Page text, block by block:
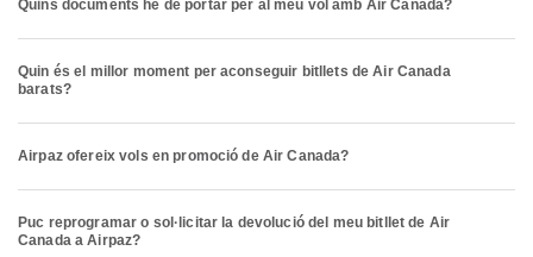
Quins documents he de portar per al meu vol amb Air Canada?
Quin és el millor moment per aconseguir bitllets de Air Canada
barats?
Airpaz ofereix vols en promoció de Air Canada?
Puc reprogramar o sol·licitar la devolució del meu bitllet de Air
Canada a Airpaz?